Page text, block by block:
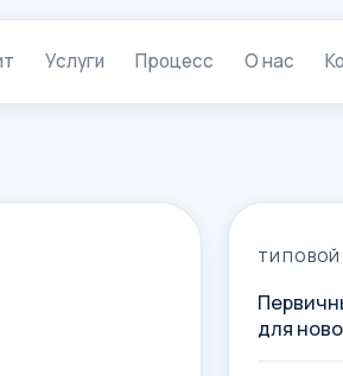
Услуги Процесс О нас
для